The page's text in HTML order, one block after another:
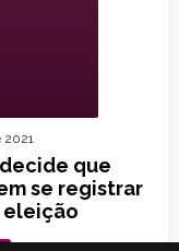
que
se registrar
eleição
2021